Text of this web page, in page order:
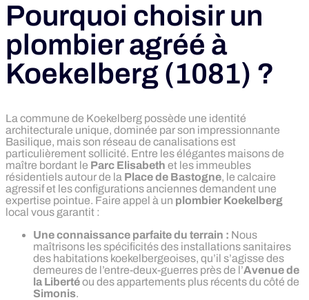
Pourquoi choisir un
plombier agréé à
Koekelberg (1081) ?
La commune de Koekelberg possède une identité
architecturale unique, dominée par son impressionnante
Basilique, mais son réseau de canalisations est
particulièrement sollicité. Entre les élégantes maisons de
maître bordant le Parc Elisabeth et les immeubles
résidentiels autour de la Place de Bastogne, le calcaire
agressif et les configurations anciennes demandent une
expertise pointue. Faire appel à un plombier Koekelberg
local vous garantit :
Une connaissance parfaite du terrain : Nous
maîtrisons les spécificités des installations sanitaires
des habitations koekelbergeoises, qu’il s’agisse des
demeures de l’entre-deux-guerres près de l’Avenue de
la Libertéou des appartements plus récents du côté de
Simonis.